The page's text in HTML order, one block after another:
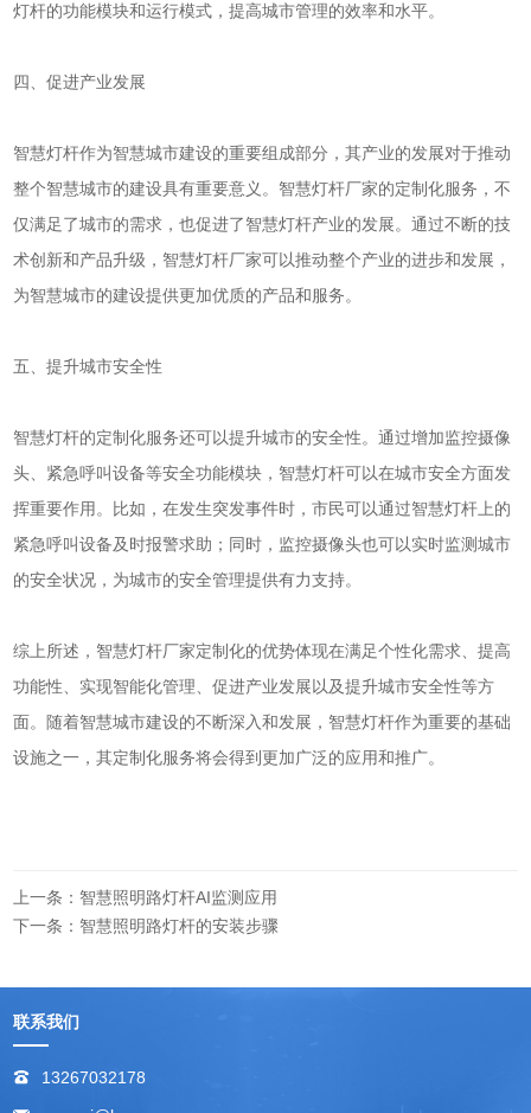
灯杆的功能模块和运行模式，提高城市管理的效率和水平。
四、促进产业发展
智慧灯杆作为智慧城市建设的重要组成部分，其产业的发展对于推动
整个智慧城市的建设具有重要意义。智慧灯杆厂家的定制化服务，不
仅满足了城市的需求，也促进了智慧灯杆产业的发展。通过不断的技
术创新和产品升级，智慧灯杆厂家可以推动整个产业的进步和发展，
为智慧城市的建设提供更加优质的产品和服务。
五、提升城市安全性
智慧灯杆的定制化服务还可以提升城市的安全性。通过增加监控摄像
头、紧急呼叫设备等安全功能模块，智慧灯杆可以在城市安全方面发
挥重要作用。比如，在发生突发事件时，市民可以通过智慧灯杆上的
紧急呼叫设备及时报警求助；同时，监控摄像头也可以实时监测城市
的安全状况，为城市的安全管理提供有力支持。
综上所述，智慧灯杆厂家定制化的优势体现在满足个性化需求、提高
功能性、实现智能化管理、促进产业发展以及提升城市安全性等方
面。随着智慧城市建设的不断深入和发展，智慧灯杆作为重要的基础
设施之一，其定制化服务将会得到更加广泛的应用和推广。
上一条：智慧照明路灯杆AI监测应用
下一条：智慧照明路灯杆的安装步骤
联系我们
13267032178